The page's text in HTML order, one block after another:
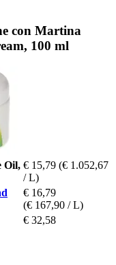
con Martina
100 ml
Oil, € 15,79 (€ 1.052,67
/ L)
€ 16,79
(€ 167,90 / L)
€ 32,58